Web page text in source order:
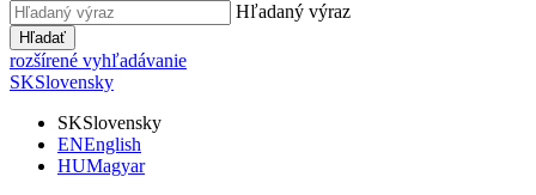
Hľadaný výraz
Hľadať
rozšírené vyhľadávanie
SKSlovensky
SKSlovensky
ENEnglish
HUMagyar